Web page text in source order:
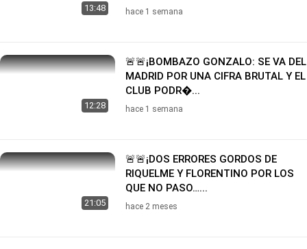
13:48 hace 1 semana
12:28
🚨🚨¡BOMBAZO GONZALO: SE VA DEL
MADRID POR UNA CIFRA BRUTAL Y EL
CLUB PODR�...
hace 1 semana
21:05
🚨🚨¡DOS ERRORES GORDOS DE
RIQUELME Y FLORENTINO POR LOS
QUE NO PASO…...
hace 2 meses